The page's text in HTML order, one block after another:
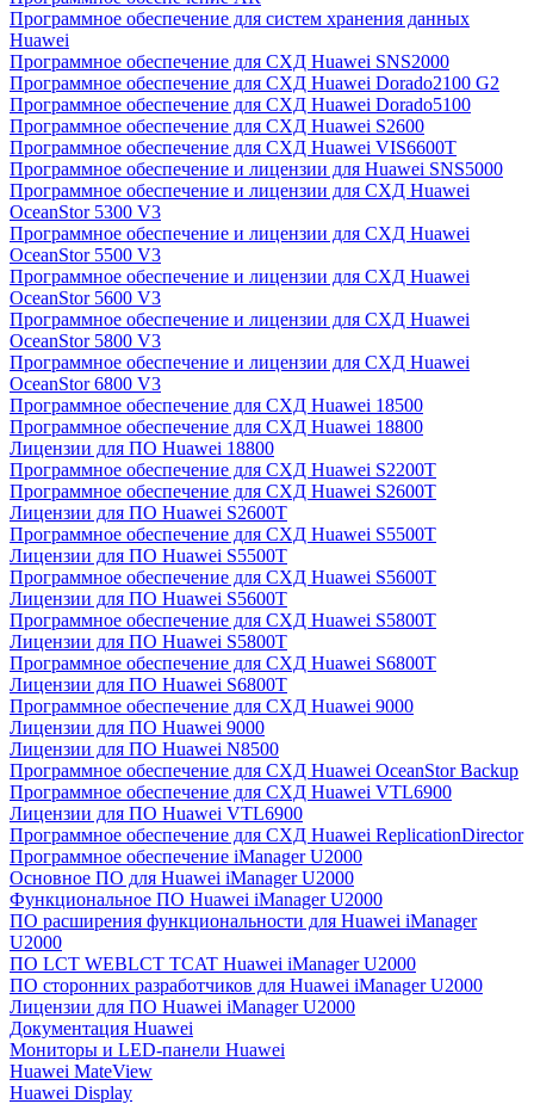
Программное обеспечение для систем хранения данных
Huawei
Программное обеспечение для СХД Huawei SNS2000
Программное обеспечение для СХД Huawei Dorado2100 G2
Программное обеспечение для СХД Huawei Dorado5100
Программное обеспечение для СХД Huawei S2600
Программное обеспечение для СХД Huawei VIS6600T
Программное обеспечение и лицензии для Huawei SNS5000
Программное обеспечение и лицензии для СХД Huawei
OceanStor 5300 V3
Программное обеспечение и лицензии для СХД Huawei
OceanStor 5500 V3
Программное обеспечение и лицензии для СХД Huawei
OceanStor 5600 V3
Программное обеспечение и лицензии для СХД Huawei
OceanStor 5800 V3
Программное обеспечение и лицензии для СХД Huawei
OceanStor 6800 V3
Программное обеспечение для СХД Huawei 18500
Программное обеспечение для СХД Huawei 18800
Лицензии для ПО Huawei 18800
Программное обеспечение для СХД Huawei S2200T
Программное обеспечение для СХД Huawei S2600T
Лицензии для ПО Huawei S2600T
Программное обеспечение для СХД Huawei S5500T
Лицензии для ПО Huawei S5500T
Программное обеспечение для СХД Huawei S5600T
Лицензии для ПО Huawei S5600T
Программное обеспечение для СХД Huawei S5800T
Лицензии для ПО Huawei S5800T
Программное обеспечение для СХД Huawei S6800T
Лицензии для ПО Huawei S6800T
Программное обеспечение для СХД Huawei 9000
Лицензии для ПО Huawei 9000
Лицензии для ПО Huawei N8500
Программное обеспечение для СХД Huawei OceanStor Backup
Программное обеспечение для СХД Huawei VTL6900
Лицензии для ПО Huawei VTL6900
Программное обеспечение для СХД Huawei ReplicationDirector
Программное обеспечение iManager U2000
Основное ПО для Huawei iManager U2000
Функциональное ПО Huawei iManager U2000
ПО расширения функциональности для Huawei iManager
U2000
ПО LCT WEBLCT TCAT Huawei iManager U2000
ПО сторонних разработчиков для Huawei iManager U2000
Лицензии для ПО Huawei iManager U2000
Документация Huawei
Мониторы и LED-панели Huawei
Huawei MateView
Huawei Display